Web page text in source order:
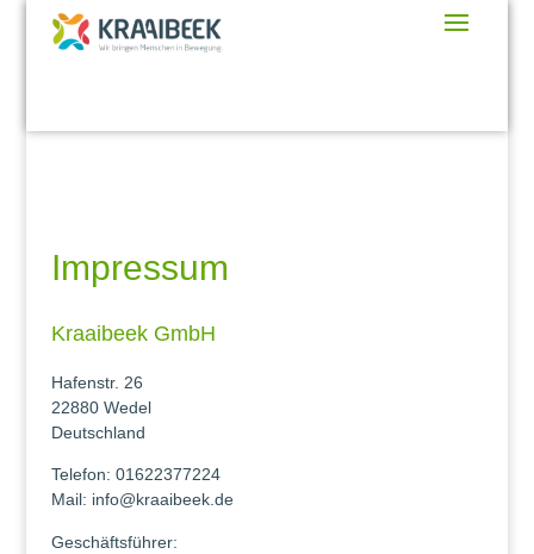
Impressum
Kraaibeek GmbH
Hafenstr. 26
22880 Wedel
Deutschland
Telefon: 01622377224
Mail: info@kraaibeek.de
Geschäftsführer: